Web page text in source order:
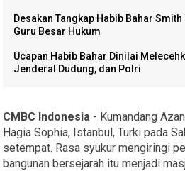
Desakan Tangkap Habib Bahar
Guru Besar Hukum
Ucapan Habib Bahar Dinilai
Jenderal Dudung, dan Polri
CMBC Indonesia - Kumandang
Hagia Sophia, Istanbul, Turki pada
setempat. Rasa syukur mengiringi
bangunan bersejarah itu menjadi